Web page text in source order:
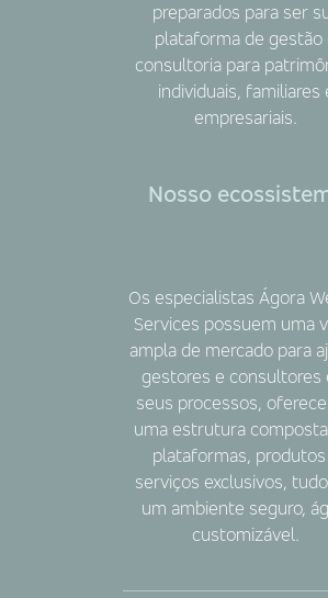
preparados para ser
plataforma de gestão
consultoria para
individuais, familiares
empresariais.
Nosso
Os especialistas Ágora
Services possuem uma
ampla de mercado para
gestores e consultores
seus processos,
uma estrutura
plataformas, produtos
serviços exclusivos,
um ambiente seguro,
customizável.